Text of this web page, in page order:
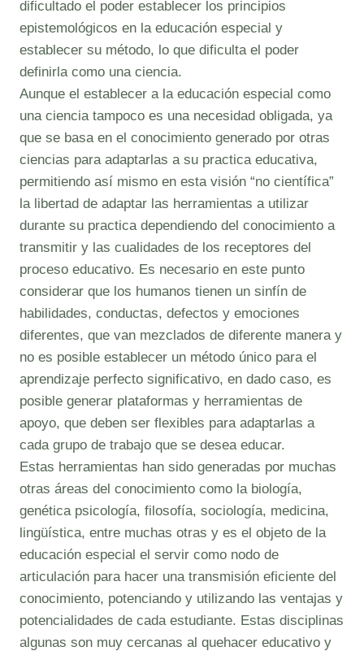
dificultado el poder establecer los principios
epistemológicos en la educación especial y
establecer su método, lo que dificulta el poder
definirla como una ciencia.
Aunque el establecer a la educación especial como
una ciencia tampoco es una necesidad obligada, ya
que se basa en el conocimiento generado por otras
ciencias para adaptarlas a su practica educativa,
permitiendo así mismo en esta visión “no científica”
la libertad de adaptar las herramientas a utilizar
durante su practica dependiendo del conocimiento a
transmitir y las cualidades de los receptores del
proceso educativo. Es necesario en este punto
considerar que los humanos tienen un sinfín de
habilidades, conductas, defectos y emociones
diferentes, que van mezclados de diferente manera y
no es posible establecer un método único para el
aprendizaje perfecto significativo, en dado caso, es
posible generar plataformas y herramientas de
apoyo, que deben ser flexibles para adaptarlas a
cada grupo de trabajo que se desea educar.
Estas herramientas han sido generadas por muchas
otras áreas del conocimiento como la biología,
genética psicología, filosofía, sociología, medicina,
lingüística, entre muchas otras y es el objeto de la
educación especial el servir como nodo de
articulación para hacer una transmisión eficiente del
conocimiento, potenciando y utilizando las ventajas y
potencialidades de cada estudiante. Estas disciplinas
algunas son muy cercanas al quehacer educativo y